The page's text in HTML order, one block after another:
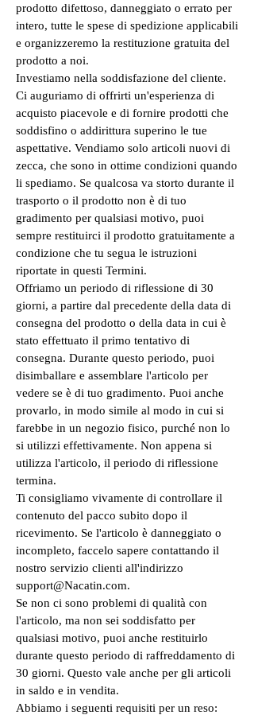
prodotto difettoso, danneggiato o errato per
intero, tutte le spese di spedizione applicabili
e organizzeremo la restituzione gratuita del
prodotto a noi.
Investiamo nella soddisfazione del cliente.
Ci auguriamo di offrirti un'esperienza di
acquisto piacevole e di fornire prodotti che
soddisfino o addirittura superino le tue
aspettative. Vendiamo solo articoli nuovi di
zecca, che sono in ottime condizioni quando
li spediamo. Se qualcosa va storto durante il
trasporto o il prodotto non è di tuo
gradimento per qualsiasi motivo, puoi
sempre restituirci il prodotto gratuitamente a
condizione che tu segua le istruzioni
riportate in questi Termini.
Offriamo un periodo di riflessione di 30
giorni, a partire dal precedente della data di
consegna del prodotto o della data in cui è
stato effettuato il primo tentativo di
consegna. Durante questo periodo, puoi
disimballare e assemblare l'articolo per
vedere se è di tuo gradimento. Puoi anche
provarlo, in modo simile al modo in cui si
farebbe in un negozio fisico, purché non lo
si utilizzi effettivamente. Non appena si
utilizza l'articolo, il periodo di riflessione
termina.
Ti consigliamo vivamente di controllare il
contenuto del pacco subito dopo il
ricevimento. Se l'articolo è danneggiato o
incompleto, faccelo sapere contattando il
nostro servizio clienti all'indirizzo
support@Nacatin.com.
Se non ci sono problemi di qualità con
l'articolo, ma non sei soddisfatto per
qualsiasi motivo, puoi anche restituirlo
durante questo periodo di raffreddamento di
30 giorni. Questo vale anche per gli articoli
in saldo e in vendita.
Abbiamo i seguenti requisiti per un reso: